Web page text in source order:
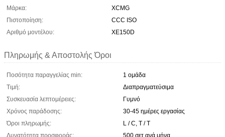
Μάρκα:
XCMG
Πιστοποίηση:
CCC ISO
Αριθμό μοντέλου:
XE150D
Πληρωμής & Αποστολής Όροι
Ποσότητα παραγγελίας min:
1 ομάδα
Τιμή:
Διαπραγματεύσιμα
Συσκευασία λεπτομέρειες:
Γυμνό
Χρόνος παράδοσης:
30-45 ημέρες εργασίας
Όροι πληρωμής:
L / C, T / T
Δυνατότητα προσφοράς:
500 σετ ανά μήνα